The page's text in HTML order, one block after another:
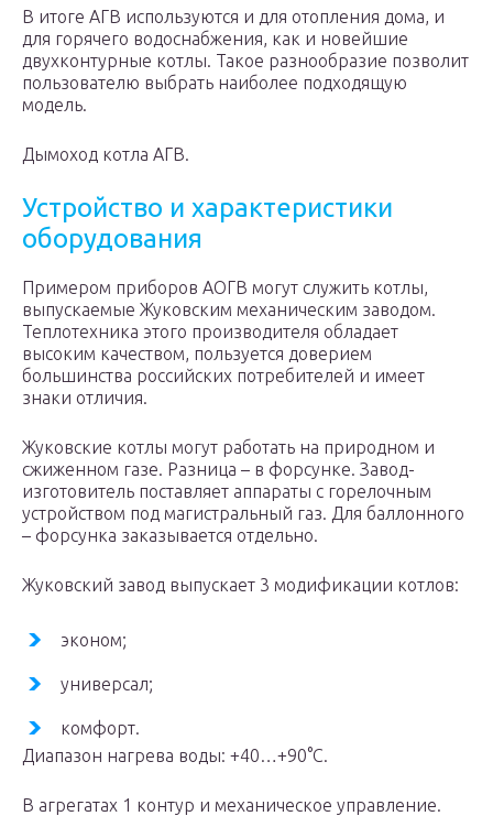
В итоге АГВ используются и для отопления дома, и
для горячего водоснабжения, как и новейшие
двухконтурные котлы. Такое разнообразие позволит
пользователю выбрать наиболее подходящую
модель.
Дымоход котла АГВ.
Устройство и характеристики
оборудования
Примером приборов АОГВ могут служить котлы,
выпускаемые Жуковским механическим заводом.
Теплотехника этого производителя обладает
высоким качеством, пользуется доверием
большинства российских потребителей и имеет
знаки отличия.
Жуковские котлы могут работать на природном и
сжиженном газе. Разница – в форсунке. Завод-
изготовитель поставляет аппараты с горелочным
устройством под магистральный газ. Для баллонного
– форсунка заказывается отдельно.
Жуковский завод выпускает 3 модификации котлов:
эконом;
универсал;
комфорт.
Диапазон нагрева воды: +40…+90°С.
В агрегатах 1 контур и механическое управление.